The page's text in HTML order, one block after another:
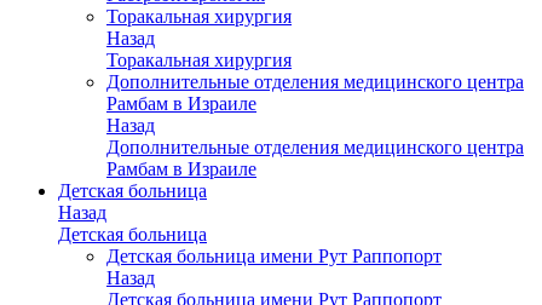
Торакальная хирургия
Назад
Торакальная хирургия
Дополнительные отделения медицинского центра
Рамбам в Израиле
Назад
Дополнительные отделения медицинского центра
Рамбам в Израиле
Детская больница
Назад
Детская больница
Детская больница имени Рут Раппопорт
Назад
Детская больница имени Рут Раппопорт